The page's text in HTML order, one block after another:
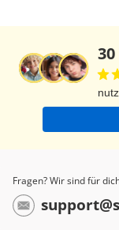
Fragen? Wir sind für